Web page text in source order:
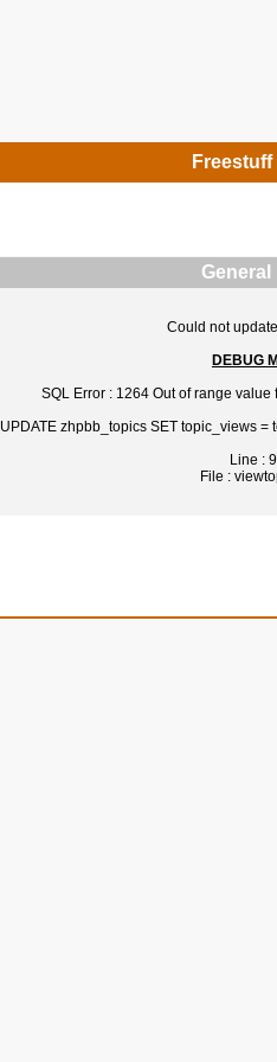
General
Could not
DEBUG
SQL Error : 1264 Out of range
UPDATE zhpbb_topics SET topic_views
Line :
File :